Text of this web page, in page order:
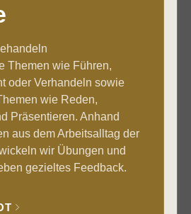
Themen wie Führen,
oder Verhandeln sowie
wie Reden,
Präsentieren. Anhand
aus dem Arbeitsalltag der
wir Übungen und
gezieltes Feedback.